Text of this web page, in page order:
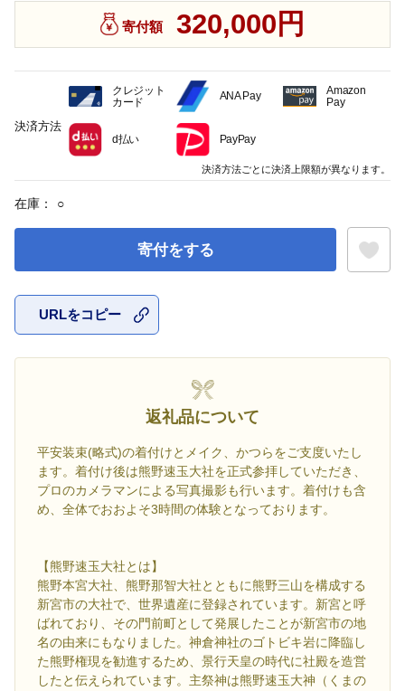
寄付額 320,000円
在庫： ○
寄付をする
URLをコピー
返礼品について
平安装束(略式)の着付けとメイク、かつらをご支度いたし
ます。着付け後は熊野速玉大社を正式参拝していただき、
プロのカメラマンによる写真撮影も行います。着付けも含
め、全体でおおよそ3時間の体験となっております。
【熊野速玉大社とは】
熊野本宮大社、熊野那智大社とともに熊野三山を構成する
新宮市の大社で、世界遺産に登録されています。新宮と呼
ばれており、その門前町として発展したことが新宮市の地
名の由来にもなりました。神倉神社のゴトビキ岩に降臨し
た熊野権現を勧進するため、景行天皇の時代に社殿を造営
したと伝えられています。主祭神は熊野速玉大神（くまの
決済方法
クレジット
カード
ANA Pay
Amazon
Pay
d払い PayPay
決済方法ごとに決済上限額が異なります。